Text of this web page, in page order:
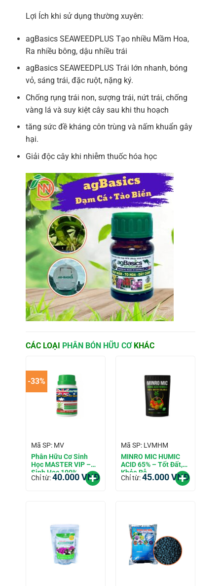
Lợi Ích khi sử dụng thường xuyên:
agBasics SEAWEEDPLUS Tạo nhiều Mầm Hoa,
Ra nhiều bông, dậu nhiều trái
agBasics SEAWEEDPLUS Trái lớn nhanh, bóng
vỏ, sáng trái, đặc ruột, nặng ký.
Chống rụng trái non, sượng trái, nứt trái, chống
vàng lá và suy kiệt cây sau khi thu hoạch
tăng sức đề kháng côn trùng và nấm khuẩn gây
hại.
Giải độc cây khi nhiễm thuốc hóa học
CÁC LOẠI PHÂN BÓN HỮU CƠKHÁC
-33%
Mã SP: MV
Phân Hữu Cơ Sinh
Học MASTER VIP –
Sinh Học 100%
Chỉ từ:40.000VNĐ
Mã SP: LVMHM
MINRO MIC HUMIC
ACID 65% – Tốt Đất,
Khỏe Rễ
Chỉ từ:45.000VNĐ